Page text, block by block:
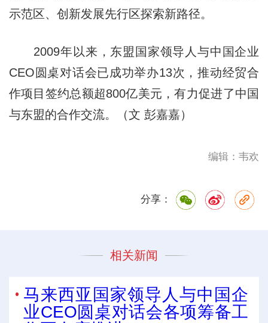
示范区、创新发展先行区探索新路径。
2009年以来，东盟国家领导人与中国企业
CEO圆桌对话会已成功举办13次，推动经贸合
作项目签约总额超800亿美元，有力促进了中国
与东盟的合作交流。（文 彭嘉嘉）
编辑：韦欢
分享：
相关新闻
马来西亚国家领导人与中国企
业CEO圆桌对话会各项筹备工